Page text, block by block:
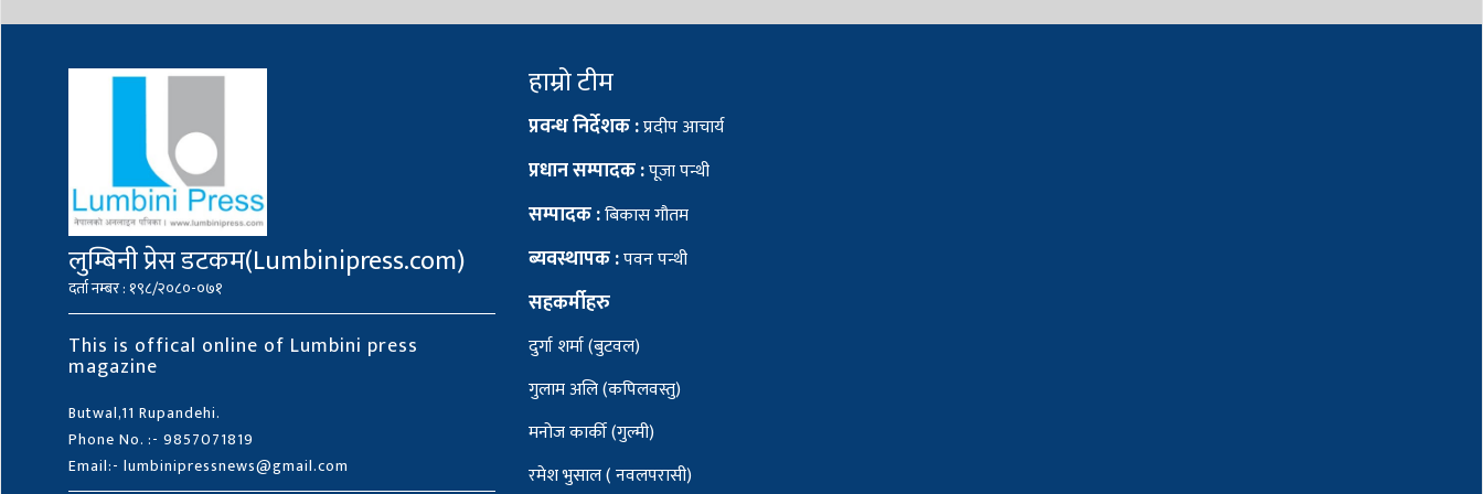
लुम्बिनी प्रेस डटकम(Lumbinipress.com)
दर्ता नम्बर : १९८/२०८०-०७१
This is offical online of Lumbini press
magazine
Butwal,11 Rupandehi.
Phone No. :- 9857071819
Email:- lumbinipressnews@gmail.com
हाम्रो टीम
प्रवन्ध निर्देशक :प्रदीप आचार्य
प्रधान सम्पादक :पूजा पन्थी
सम्पादक :बिकास गौतम
ब्यवस्थापक :पवन पन्थी
सहकर्मीहरु
दुर्गा शर्मा (बुटवल)
गुलाम अलि (कपिलवस्तु)
मनोज कार्की (गुल्मी)
रमेश भुसाल ( नवलपरासी)